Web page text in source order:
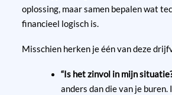
oplossing, maar samen bepalen wat
financieel logisch is.
Misschien herken je één van deze
“Is het zinvol in mijn
anders dan die van je buren.